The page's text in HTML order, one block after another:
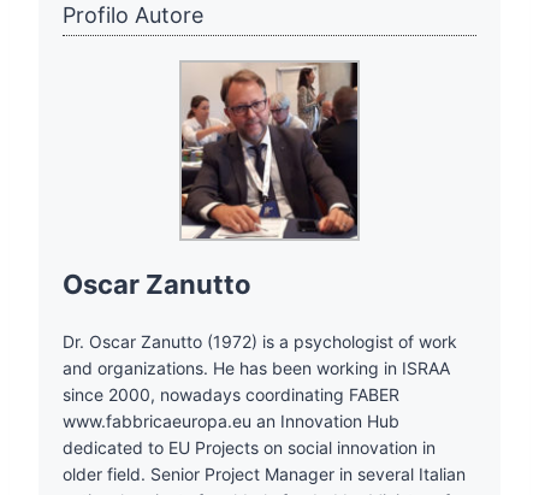
Profilo Autore
Oscar Zanutto
Dr. Oscar Zanutto (1972) is a psychologist of work
and organizations. He has been working in ISRAA
since 2000, nowadays coordinating FABER
www.fabbricaeuropa.eu an Innovation Hub
dedicated to EU Projects on social innovation in
older field. Senior Project Manager in several Italian